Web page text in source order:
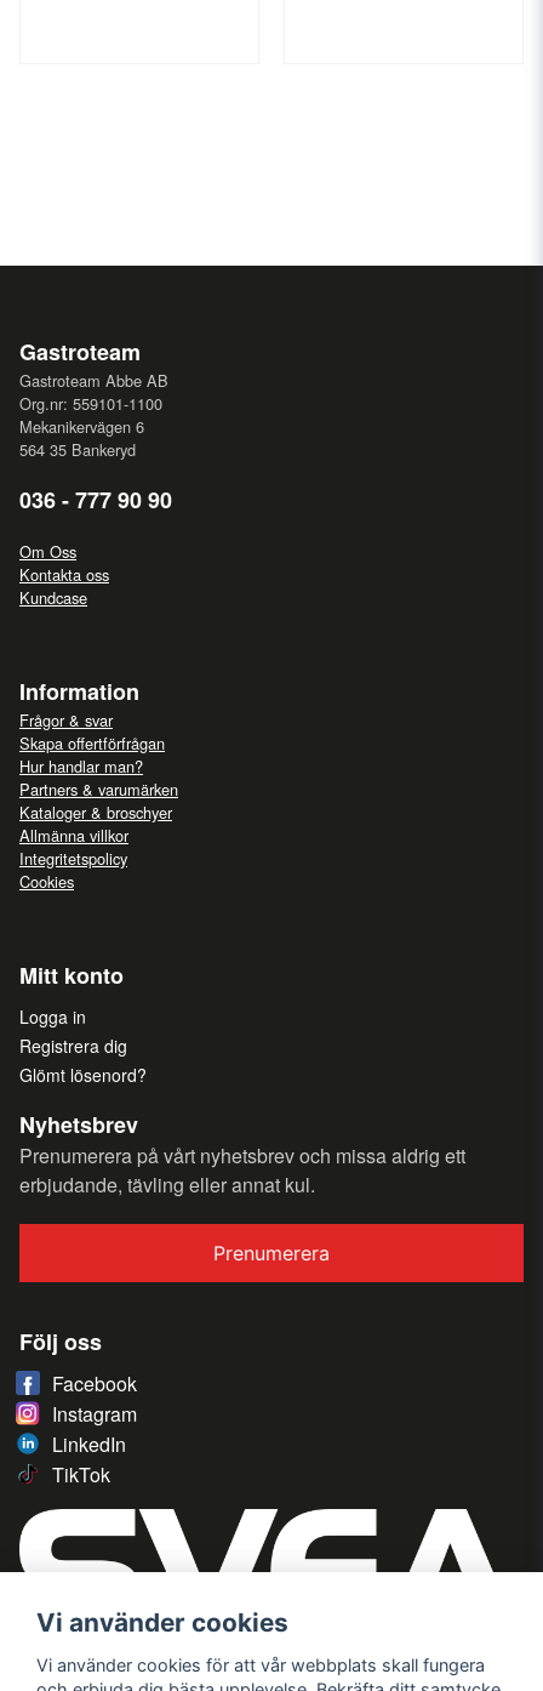
Gastroteam
Gastroteam Abbe AB
Org.nr: 559101-1100
Mekanikervägen 6
564 35 Bankeryd
036 - 777 90 90
Om Oss
Kontakta oss
Kundcase
Information
Frågor & svar
Skapa offertförfrågan
Hur handlar man?
Partners & varumärken
Kataloger & broschyer
Allmänna villkor
Integritetspolicy
Cookies
Mitt konto
Logga in
Registrera dig
Glömt lösenord?
Nyhetsbrev
Prenumerera på vårt nyhetsbrev och missa aldrig ett
erbjudande, tävling eller annat kul.
Prenumerera
Följ oss
Facebook
Instagram
LinkedIn
TikTok
Vi använder cookies
Vi använder cookies för att vår webbplats skall fungera